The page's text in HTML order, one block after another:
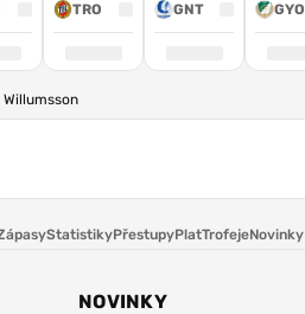
TRO
GNT
GYO
StatistikyPřestupyPlatTrofejeNovinky
NOVINKY